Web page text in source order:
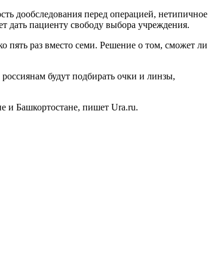
дообследования перед операцией, нетипичное
дать пациенту свободу выбора учреждения.
пять раз вместо семи. Решение о том, сможет ли
будут подбирать очки и линзы,
и Башкортостане, пишет Ura.ru.